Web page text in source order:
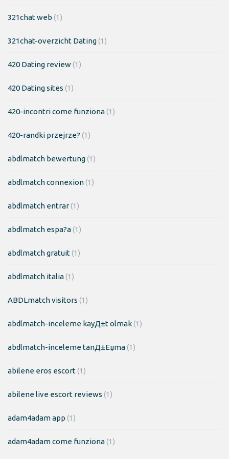
321chat web (1)
321chat-overzicht Dating(1)
420 Dating review(1)
420 Dating sites (1)
420-incontri come funziona(1)
420-randki przejrze? (1)
abdlmatch bewertung(1)
abdlmatch connexion(1)
abdlmatch entrar(1)
abdlmatch espa?a(1)
abdlmatch gratuit(1)
abdlmatch italia(1)
ABDLmatch visitors (1)
abdlmatch-inceleme kayД±t olmak(1)
abdlmatch-inceleme tanД±Еџma(1)
abilene eros escort(1)
abilene live escort reviews (1)
adam4adam app (1)
adam4adam come funziona(1)